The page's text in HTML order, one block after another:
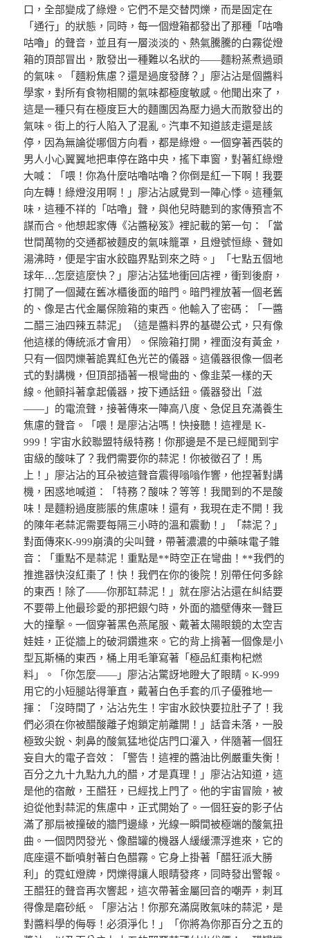
口，全部變成了綠燈。它們不是交替閃爍，而是固定在
「通行」的狀態，同時，每一個燈箱都發出了那種「咕嚕
咕嚕」的聲音，並且有一層淡淡的、熱氣騰騰的白霧從燈
箱的頂部冒出，散發出一種難以名狀的——麵粉蒸煮過頭
的氣味。「麵粉焦慮？還是過度發酵？」廖沾沾是個醬料
學家，對所有食物相關的氣味都極度敏感。他聞出來了，
這是一種只有在極度巨大的麵團因為壓力過大而散發出的
氣味。街上的行人陷入了混亂。汽車不知道該走還是該
停，因為無論從哪個方向看，都是綠燈。一個穿著西裝的
男人小心翼翼地把車停在路中央，搖下車窗，對著紅綠燈
大喊：「喂！你為什麼咕嚕咕嚕？你倒是紅一下啊！我要
向左轉！綠燈沒用啊！」廖沾沾感覺到一陣心悸。這種氣
味，這種不祥的「咕嚕」聲，與他兒時聽到的家傳預言不
謀而合。他想起家傳《沾醬秘笈》裡記載的第一句：「當
世間萬物的交通都被麵皮的氣味籠罩，且燈號恒綠、聲如
湯沸時，便是宇宙水餃臨界點到來之時。」「七點五個地
球年…怎麼這麼快？」廖沾沾猛地衝回店裡，衝到後廚，
打開了一個藏在舊冰櫃後面的暗門。暗門裡放著一個老舊
的、像是古代金屬保險箱的東西。他輸入了密碼：「一醬
二醋三油四辣五蒜泥」（這是醬料界的基礎公式，只有像
他這樣的傳統派才會用）。保險箱打開，裡面沒有黃金，
只有一個閃爍著詭異紅色光芒的儀器。這儀器很像一個老
式的對講機，但頂部插著一根彎曲的、像韭菜一樣的天
線。他顫抖著拿起儀器，按下通話鈕。儀器發出「滋
——」的電流聲，接著傳來一陣高八度、急促且充滿養生
焦慮的聲音。「喂！是廖沾沾嗎！快接聽！這裡是 K-
999！宇宙水餃聯盟特級特務！你那邊是不是已經聞到宇
宙級的酸味了？我們需要你的蒜泥！你被徵召了！馬
上！」廖沾沾的耳朵被這聲音震得嗡嗡作響，他捏著對講
機，困惑地喊道：「特務？酸味？等等！我聞到的不是酸
味！是麵粉過度膨脹的焦慮味！還有，我現在走不開！我
的陳年老蒜泥需要每隔三小時的溫和震動！」「蒜泥？」
對面傳來K-999崩潰的尖叫聲，帶著濃濃的中藥味電子雜
音：「重點不是蒜泥！重點是**時空正在彎曲！**我們的
推進器快沒紅棗了！快！我們在你的後院！別帶任何多餘
的東西！除了——你那缸蒜泥！」就在廖沾沾還在糾結要
不要帶上他最珍愛的那把銀勺時，外面的牆壁傳來一聲巨
大的撞擊。一個穿著黑色燕尾服、戴著太陽眼鏡的太空吉
娃娃，正從牆上的破洞鑽進來。它的背上揹著一個像是小
型瓦斯桶的東西，桶上用毛筆寫著「極品紅棗枸杞燃
料」。「你怎麼——」廖沾沾驚訝地瞪大了眼睛。K-999
用它的小短腿站得筆直，戴著白色手套的爪子優雅地一
揮：「沒時間了，沾沾先生！宇宙水餃快要拉肚子了！我
們必須在你被醋酸離子炮鎖定前離開！」話音未落，一股
極致尖銳、刺鼻的酸氣猛地從店門口灌入，伴隨著一個狂
妄自大的電子音效：「警告！這裡的醬油比例嚴重失衡！
百分之九十九點九九的醋，才是真理！」廖沾沾知道，這
是他的宿敵，王醋狂，已經找上門了。他的宇宙冒險，被
迫從他對蒜泥的焦慮中，正式開始了。一個狂妄的影子佔
滿了那扇被撞破的牆門邊緣，光線一瞬間被極端的酸氣扭
曲。一個閃閃發光、像醋罐的機器人緩緩漂浮進來，它的
底座還不斷噴射著白色醋霧。它身上掛著「醋狂派大勝
利」的霓虹燈牌，閃爍得讓人眼睛發疼，同時發出警報。
王醋狂的聲音再次響起，這次帶著金屬回音的嘲弄，刺耳
得像是磨砂紙。「廖沾沾！你那充滿腐敗氣味的蒜泥，是
對醬料學的侮辱！必須淨化！」「你將為你那百分之五的